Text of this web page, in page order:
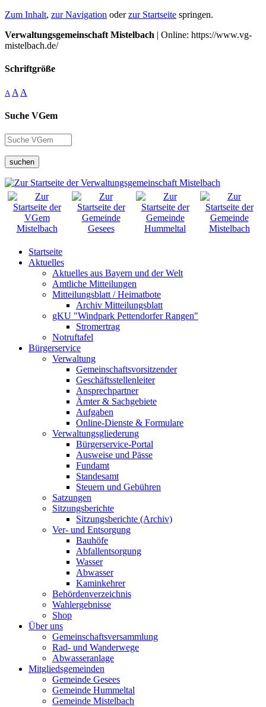
Zum Inhalt, zur Navigation oderzur Startseite springen.
Verwaltungsgemeinschaft Mistelbach | Online: https://www.vg-
mistelbach.de/
Schriftgröße
A A A
Suche VGem
suchen
Startseite
Aktuelles
Aktuelles aus Bayern und der Welt
Amtliche Mitteilungen
Mitteilungsblatt / Heimatbote
Archiv Mitteilungsblatt
gKU "Windpark Pettendorfer Rangen"
Stromertrag
Notruftafel
Bürgerservice
Verwaltung
Gemeinschaftsvorsitzender
Geschäftsstellenleiter
Ansprechpartner
Ämter & Sachgebiete
Aufgaben
Online-Dienste & Formulare
Verwaltungsgliederung
Bürgerservice-Portal
Ausweise und Pässe
Fundamt
Standesamt
Steuern und Gebühren
Satzungen
Sitzungsberichte
Sitzungsberichte (Archiv)
Ver- und Entsorgung
Bauhöfe
Abfallentsorgung
Wasser
Abwasser
Kaminkehrer
Behördenverzeichnis
Wahlergebnisse
Shop
Über uns
Gemeinschaftsversammlung
Rad- und Wanderwege
Abwasseranlage
Mitgliedsgemeinden
Gemeinde Gesees
Gemeinde Hummeltal
Gemeinde Mistelbach